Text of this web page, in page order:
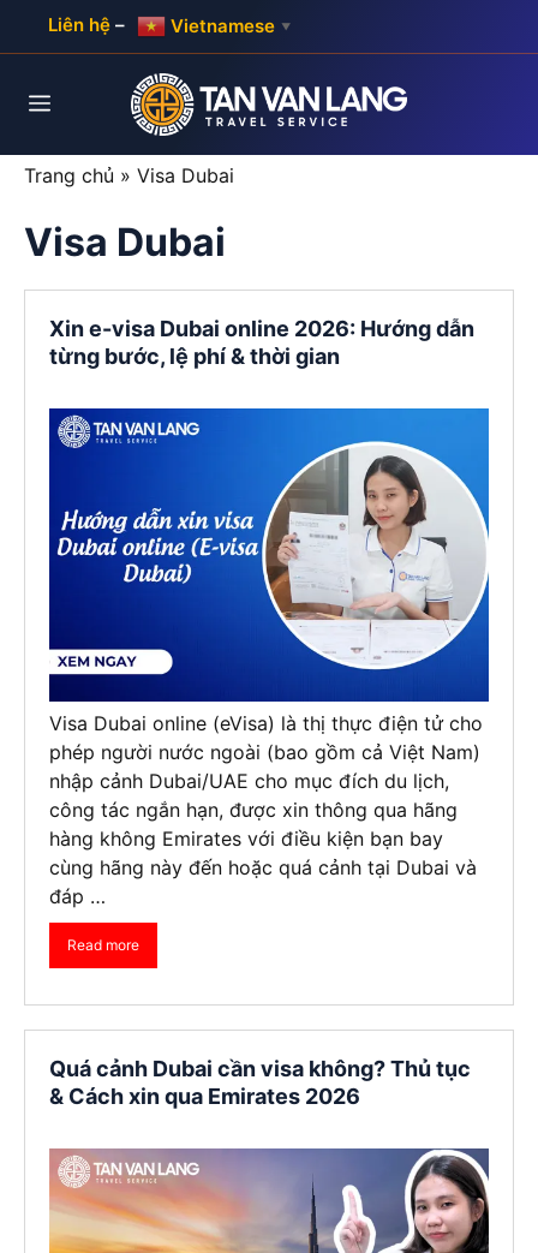
Liên hệ – Vietnamese ▼
Menu
Trang chủ » Visa Dubai
Visa Dubai
Xin e-visa Dubai online 2026: Hướng dẫn
từng bước, lệ phí & thời gian
Visa Dubai online (eVisa) là thị thực điện tử cho
phép người nước ngoài (bao gồm cả Việt Nam)
nhập cảnh Dubai/UAE cho mục đích du lịch,
công tác ngắn hạn, được xin thông qua hãng
hàng không Emirates với điều kiện bạn bay
cùng hãng này đến hoặc quá cảnh tại Dubai và
đáp …
Read more
Quá cảnh Dubai cần visa không? Thủ tục
& Cách xin qua Emirates 2026